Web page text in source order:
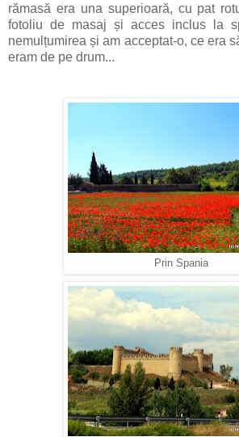
rămasă era una superioară, cu pat
fotoliu de masaj și acces inclus la
nemulțumirea și am acceptat-o, ce era
eram de pe drum...
Prin Spania